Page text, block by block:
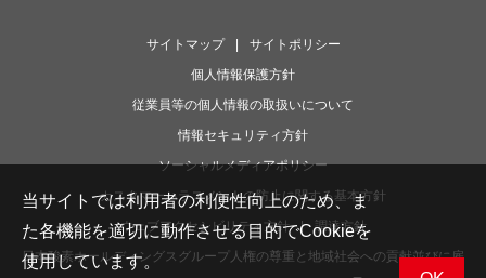
サイトマップ
サイトポリシー
個人情報保護方針
従業員等の個人情報の取扱いについて
情報セキュリティ方針
ソーシャルメディアポリシー
カスタマーハラスメントの防止に関する基本方針
ウェブアクセシビリティ方針
調達方針
日本酸素ホールディングスグループ人権の尊重と地域社会への貢献並びに雇
当サイトでは利用者の利便性向上のため、ま
た各機能を適切に動作させる目的でCookieを
使用しています。